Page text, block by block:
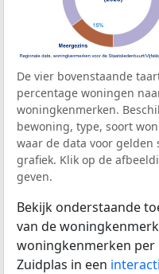
De vier bovenstaande
percentage woningen
woningkenmerken.
bewoning, type, soort
waar de data voor
grafiek. Klik op de
geven.
Bekijk onderstaande
van de
woningkenmerken
Zuidplas in een